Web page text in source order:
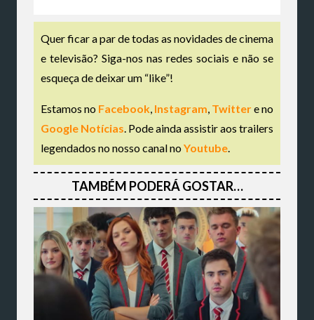
Quer ficar a par de todas as novidades de cinema
e televisão? Siga-nos nas redes sociais e não se
esqueça de deixar um “like”!
Estamos no Facebook Instagram Twittere no
Google Notícias . Pode ainda assistir aos trailers
legendados no nosso canal noYoutube
TAMBÉM PODERÁ GOSTAR…